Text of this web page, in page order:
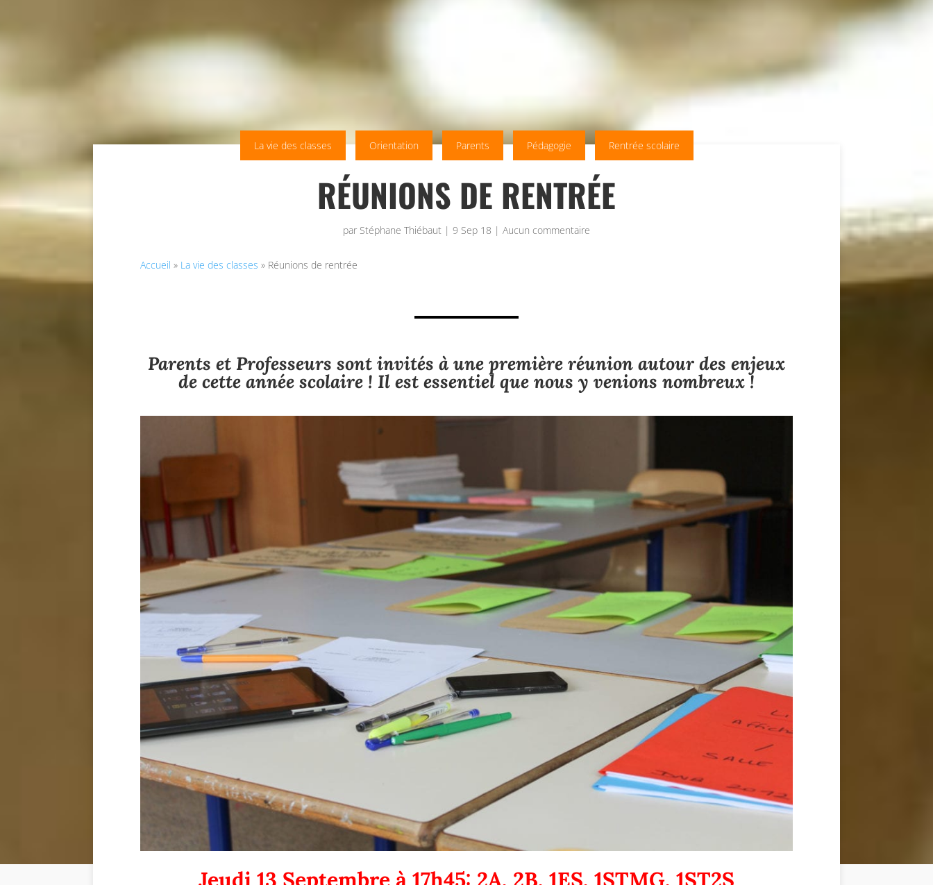
La vie des classes Orientation Parents Pédagogie Rentrée scolaire
RÉUNIONS DE RENTRÉE
par Stéphane Thiébaut | 9 Sep 18 | Aucun commentaire
Accueil » La vie des classes » Réunions de rentrée
Parents et Professeurs sont invités à une première réunion autour des enjeux
de cette année scolaire ! Il est essentiel que nous y venions nombreux !
Jeudi 13 Septembre à 17h45: 2A, 2B, 1ES, 1STMG, 1ST2S